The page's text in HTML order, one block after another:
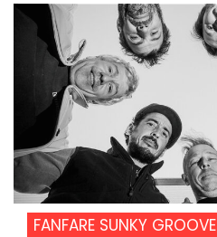
FANFARE SUNKY GROOVE